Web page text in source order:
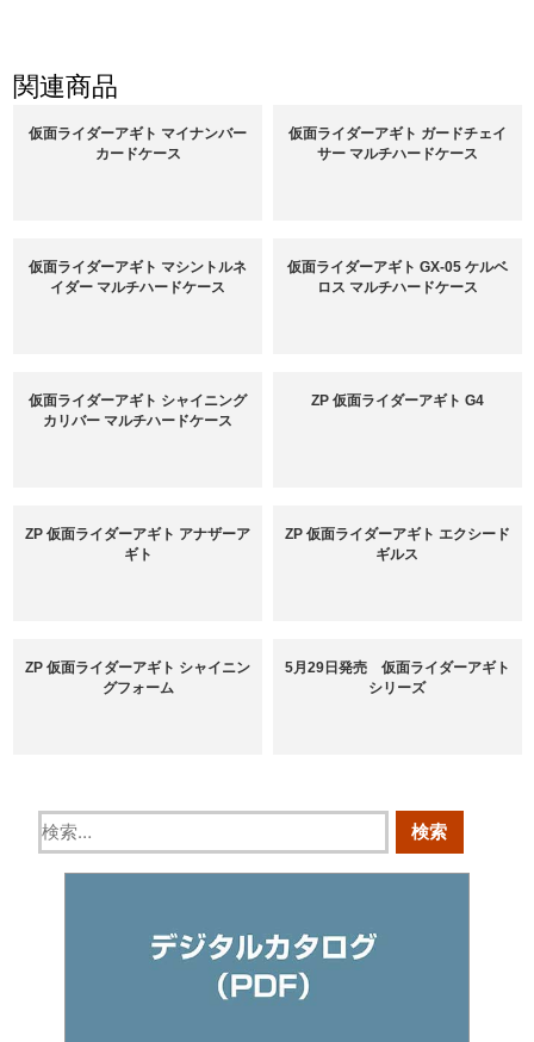
関連商品
仮面ライダーアギト マイナンバー
カードケース
仮面ライダーアギト ガードチェイ
サー マルチハードケース
仮面ライダーアギト マシントルネ
イダー マルチハードケース
仮面ライダーアギト GX-05 ケルベ
ロス マルチハードケース
仮面ライダーアギト シャイニング
カリバー マルチハードケース
ZP 仮面ライダーアギト G4
ZP 仮面ライダーアギト アナザーア
ギト
ZP 仮面ライダーアギト エクシード
ギルス
ZP 仮面ライダーアギト シャイニン
グフォーム
5月29日発売 仮面ライダーアギト
シリーズ